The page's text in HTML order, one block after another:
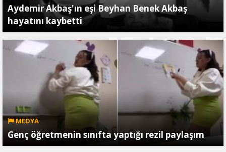
Aydemir Akbaş'ın eşi Beyhan Benek Akbaş
hayatını kaybetti
MEDYA
Genç öğretmenin sınıfta yaptığı rezil paylaşım